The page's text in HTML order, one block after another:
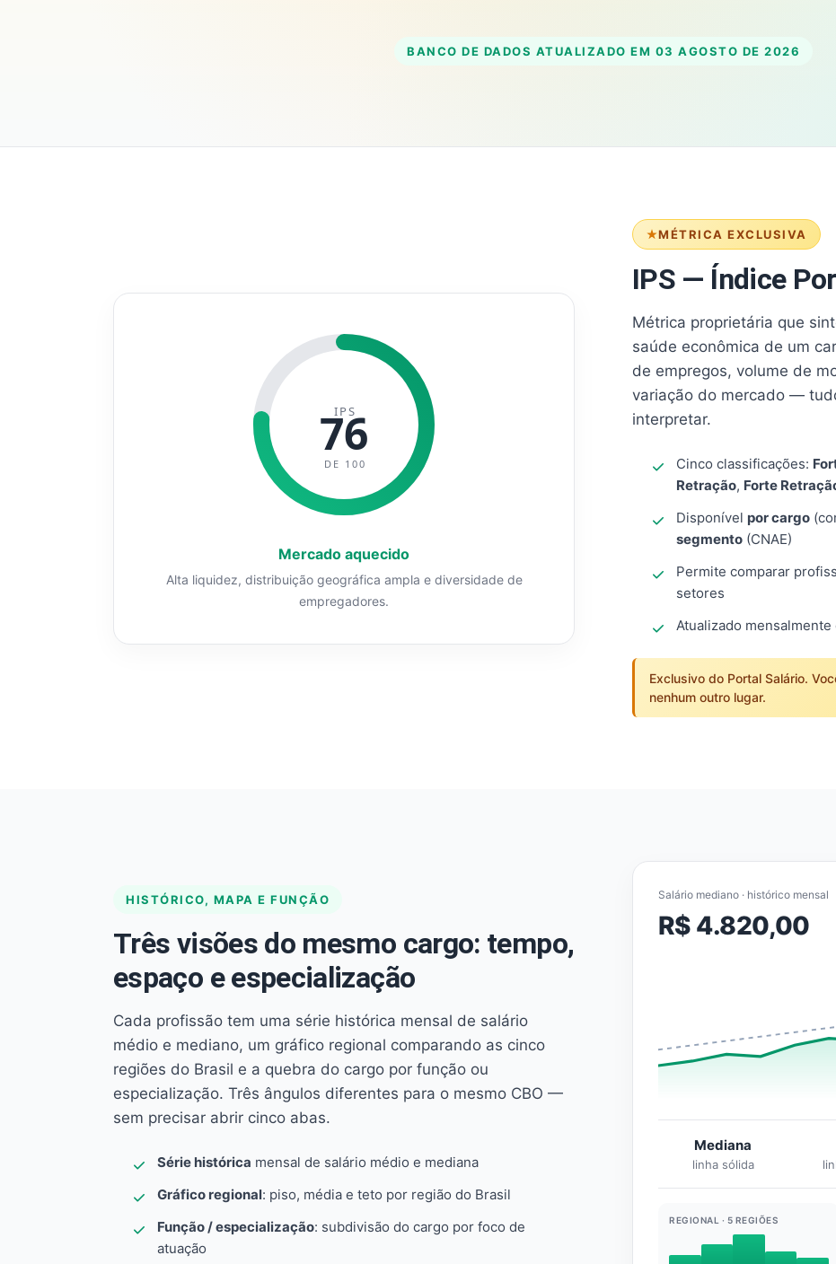
BANCO DE DADOS ATUALIZADO EM 03 AGOSTO DE 2026
MÉTRICA EXCLUSIVA
IPS — Índice
Métrica proprietária que
saúde econômica de um
de empregos, volume de
variação do mercado —
interpretar.
Cinco classificações:
Retração, Forte
Disponível por cargo
segmento (CNAE)
Permite comparar
setores
Atualizado mensalmente
Exclusivo do Portal Salário.
nenhum outro lugar.
IPS
76
DE 100
Mercado aquecido
Alta liquidez, distribuição geográfica ampla e diversidade de
empregadores.
HISTÓRICO, MAPA E FUNÇÃO
Três visões do mesmo cargo: tempo,
espaço e especialização
Cada profissão tem uma série histórica mensal de salário
médio e mediano, um gráfico regional comparando as cinco
regiões do Brasil e a quebra do cargo por função ou
especialização. Três ângulos diferentes para o mesmo CBO —
sem precisar abrir cinco abas.
Série histórica mensal de salário médio e mediana
Gráfico regional: piso, média e teto por região do Brasil
Função / especialização: subdivisão do cargo por foco de
atuação
Salário mediano · histórico mensal
R$ 4.820,00
Mediana
linha sólida
REGIONAL · 5 REGIÕES